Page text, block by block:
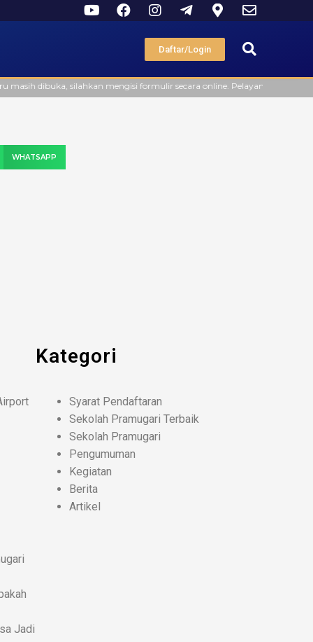
Daftar/Login
silahkan mengisi formulir secara online. Pelayanan offline di
WHATSAPP
Jadi
Kategori
Syarat Pendaftaran
Sekolah Pramugari Terbaik
Sekolah Pramugari
Pengumuman
Kegiatan
Berita
Artikel